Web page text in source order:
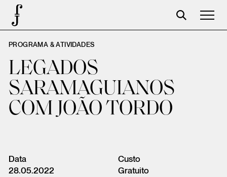
José Saramago
Programación
La Fundación
Aparceros
Tienda
PROGRAMA & ATIVIDADES
LEGADOS
SARAMAGUIANOS
COM JOÃO TORDO
Data
28.05.2022
Custo
Gratuito